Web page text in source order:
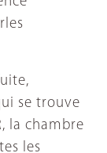
se trouve
la chambre
les